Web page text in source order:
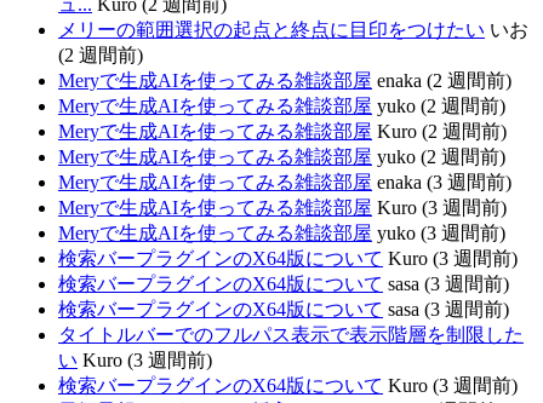
メリーの範囲選択の起点と終点に目印をつけたい いお
(2 週間前)
Meryで生成AIを使ってみる雑談部屋 enaka (2 週間前)
Meryで生成AIを使ってみる雑談部屋 yuko (2 週間前)
Meryで生成AIを使ってみる雑談部屋 Kuro (2 週間前)
Meryで生成AIを使ってみる雑談部屋 yuko (2 週間前)
Meryで生成AIを使ってみる雑談部屋 enaka (3 週間前)
Meryで生成AIを使ってみる雑談部屋 Kuro (3 週間前)
Meryで生成AIを使ってみる雑談部屋 yuko (3 週間前)
検索バープラグインのX64版について Kuro (3 週間前)
検索バープラグインのX64版について sasa (3 週間前)
検索バープラグインのX64版について sasa (3 週間前)
タイトルバーでのフルパス表示で表示階層を制限した
い Kuro (3 週間前)
検索バープラグインのX64版について Kuro (3 週間前)